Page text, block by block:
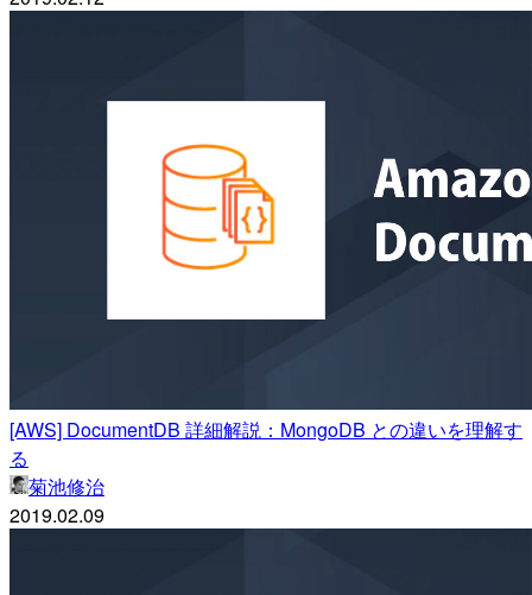
[AWS] DocumentDB 詳細解説：MongoDB との違いを理解す
る
菊池修治
2019.02.09